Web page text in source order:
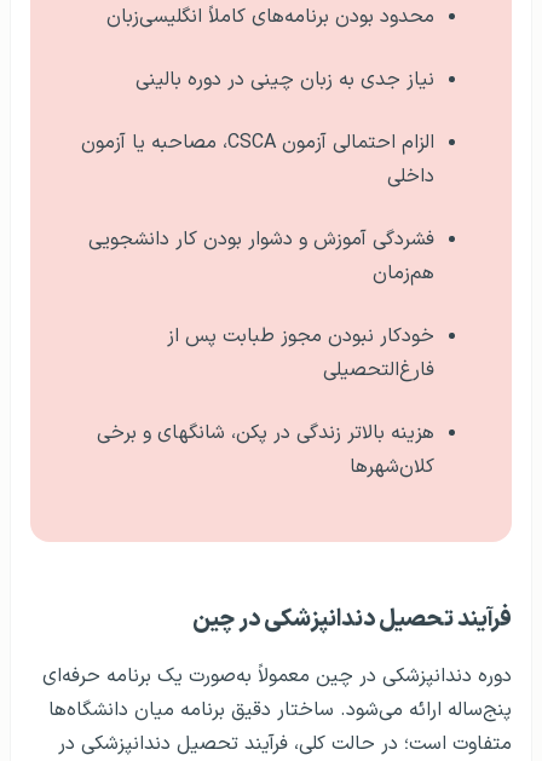
محدود بودن برنامه‌های کاملاً انگلیسی‌زبان
نیاز جدی به زبان چینی در دوره بالینی
الزام احتمالی آزمون CSCA، مصاحبه یا آزمون
داخلی
فشردگی آموزش و دشوار بودن کار دانشجویی
هم‌زمان
خودکار نبودن مجوز طبابت پس از
فارغ‌التحصیلی
هزینه بالاتر زندگی در پکن، شانگهای و برخی
کلان‌شهرها
فرآیند تحصیل دندانپزشکی در چین
دوره دندانپزشکی در چین معمولاً به‌صورت یک برنامه حرفه‌ای
پنج‌ساله ارائه می‌شود. ساختار دقیق برنامه میان دانشگاه‌ها
متفاوت است؛ در حالت کلی، فرآیند تحصیل دندانپزشکی در